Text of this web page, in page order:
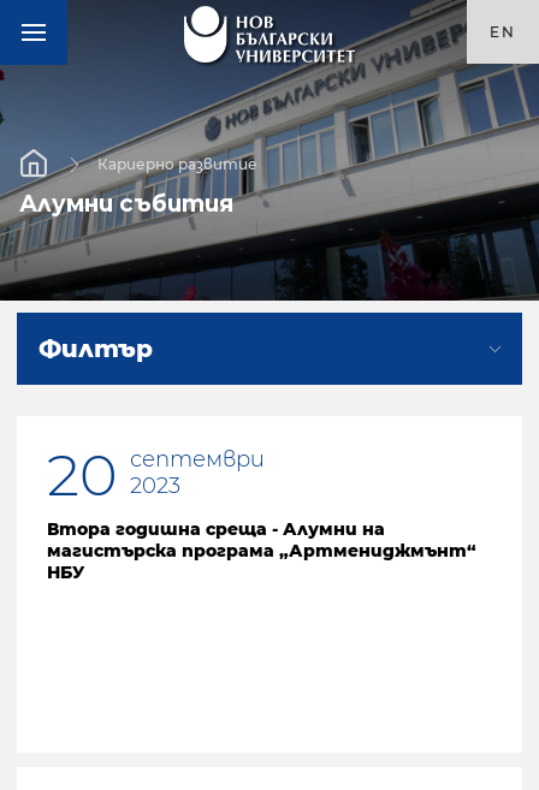
EN
Кариерно развитие
Алумни събития
Филтър
20
септември
2023
Втора годишна среща - Алумни на
магистърска програма „Артмениджмънт“
НБУ